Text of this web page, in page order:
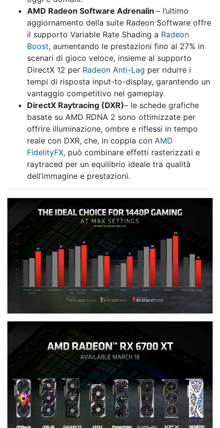
AMD Radeon Software Adrenalin – l’ultimo
aggiornamento della suite Radeon Software offre
il supporto Variable Rate Shading a Radeon
Boost, aumentando le prestazioni fino al 27% in
scenari di gioco veloce, insieme al supporto
DirectX 12 per Radeon Anti-Lag per ridurre i
tempi di risposta input-to-display, garantendo un
vantaggio competitivo nel gameplay.
DirectX Raytracing (DXR)– le schede grafiche
basate su AMD RDNA 2 sono ottimizzate per
offrire illuminazione, ombre e riflessi in tempo
reale con DXR, che, in coppia con AMD
FidelityFX, può combinare effetti rasterizzati e
raytraced per un equilibrio ideale tra qualità
dell’immagine e prestazioni.